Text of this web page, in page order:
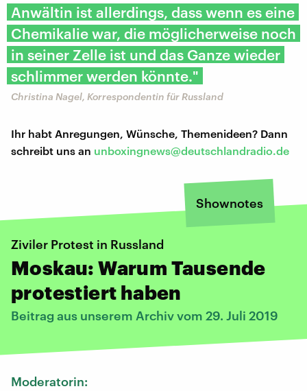
Anwältin ist allerdings, dass wenn es eine
Chemikalie war, die möglicherweise noch
in seiner Zelle ist und das Ganze wieder
schlimmer werden könnte."
Christina Nagel, Korrespondentin für Russland
Ihr habt Anregungen, Wünsche, Themenideen? Dann
schreibt uns an unboxingnews@deutschlandradio.de
Shownotes
Ziviler Protest in Russland
Moskau: Warum Tausende
protestiert haben
Beitrag aus unserem Archiv vom 29. Juli 2019
Moderatorin: